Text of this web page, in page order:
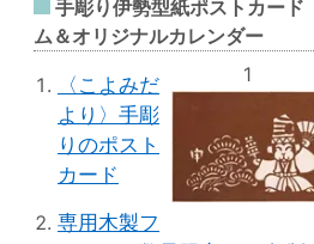
手彫り伊勢型紙ポストカード
ム＆オリジナルカレンダー
1
〈こよみだ
より〉手彫
りのポスト
カード
専用木製フ